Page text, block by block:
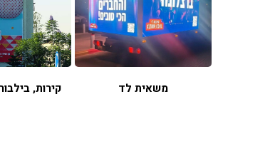
משאית לד קירות,